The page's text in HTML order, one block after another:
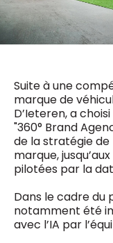
Suite à une
marque de
D’Ieteren, a
"360° Brand
de la stratégie
marque,
pilotées par la
Dans le cadre du
notamment été
avec l’IA par
0498 88 64 89
f.bouchar@mm.be
0475 97 12 57
g.byl@mm.be
Chief Editor
Damien Lemaire
0477 37 31 65
d.lemaire@mm.be
VALIDER
Daily
5 x week
1 x week
1 x week
10 x year
10 x year
4 x year